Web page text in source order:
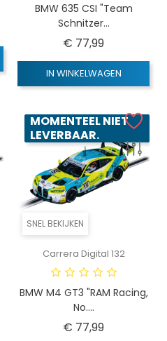
BMW 635 CSI "Team
Schnitzer...
€ 77,99Prijs
IN WINKELWAGEN
SNEL BEKIJKEN
MOMENTEEL NIET
LEVERBAAR.
Carrera Digital 132
BMW M4 GT3 "RAM Racing,
No....
€ 77,99Prijs